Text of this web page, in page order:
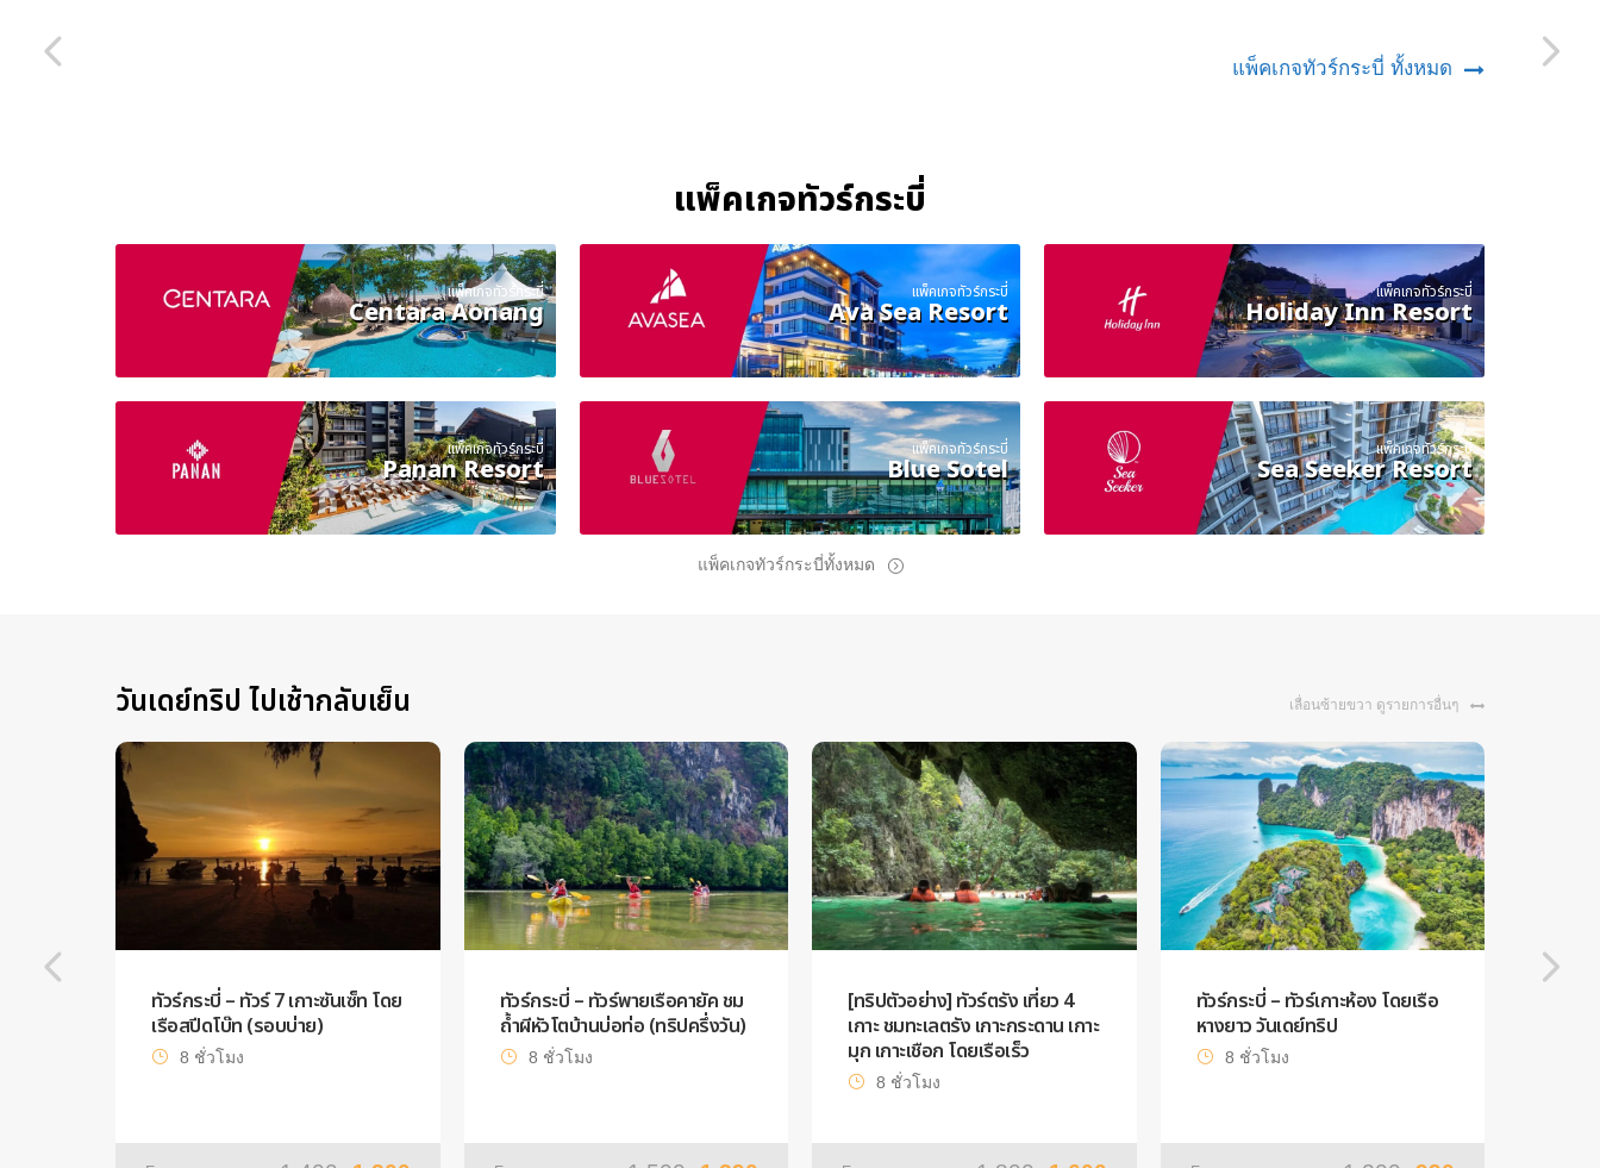
แพ็คเกจทัวร์กระบี่ ทั้งหมด
แพ็คเกจทัวร์กระบี่
แพ็คเกจทัวร์กระบี่
Centara Aonang
แพ็คเกจทัวร์กระบี่
Ava Sea Resort
แพ็คเกจทัวร์กระบี่
Holiday Inn Resort
แพ็คเกจทัวร์กระบี่
Panan Resort
แพ็คเกจทัวร์กระบี่
Blue Sotel
แพ็คเกจทัวร์กระบี่
Sea Seeker Resort
แพ็คเกจทัวร์กระบี่ทั้งหมด
วันเดย์ทริป ไปเช้ากลับเย็น เลื่อนซ้ายขวา ดูรายการอื่นๆ
ทัวร์กระบี่ – ทัวร์ 7 เกาะซันเซ็ท โดย
เรือสปีดโบ๊ท (รอบบ่าย)
8 ชั่วโมง
ทัวร์กระบี่ – ทัวร์พายเรือคายัค ชม
ถ้ำผีหัวโตบ้านบ่อท่อ (ทริปครึ่งวัน)
8 ชั่วโมง
[ทริปตัวอย่าง] ทัวร์ตรัง เที่ยว 4
เกาะ ชมทะเลตรัง เกาะกระดาน เกาะ
มุก เกาะเชือก โดยเรือเร็ว
8 ชั่วโมง
ทัวร์กระบี่ – ทัวร์เกาะห้อง โดยเรือ
หางยาว วันเดย์ทริป
8 ชั่วโมง